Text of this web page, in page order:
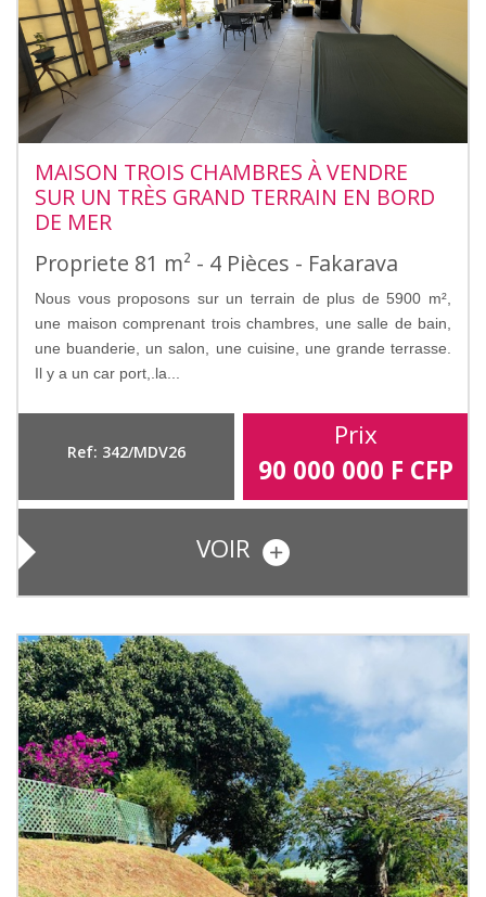
MAISON TROIS CHAMBRES À VENDRE
SUR UN TRÈS GRAND TERRAIN EN BORD
DE MER
Propriete 81 m² - 4 Pièces - Fakarava
Nous vous proposons sur un terrain de plus de 5900 m²,
une maison comprenant trois chambres, une salle de bain,
une buanderie, un salon, une cuisine, une grande terrasse.
Il y a un car port,.la...
Ref: 342/MDV26
Prix
90 000 000 F CFP
VOIR